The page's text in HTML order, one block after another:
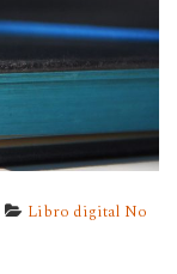
Libro digital No